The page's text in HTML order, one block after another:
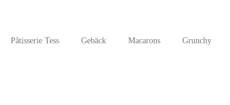
Pâtisserie Tess Gebäck Macarons Grunchy